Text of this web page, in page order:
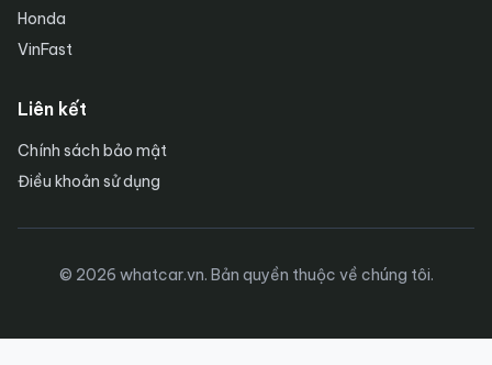
Honda
VinFast
Liên kết
Chính sách bảo mật
Điều khoản sử dụng
© 2026 whatcar.vn. Bản quyền thuộc về chúng tôi.